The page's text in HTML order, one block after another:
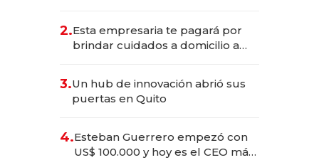
2.Esta empresaria te pagará por
brindar cuidados a domicilio a
3.Un hub de innovación abrió sus
puertas en Quito
4.Esteban Guerrero empezó con
US$ 100.000 y hoy es el CEO más